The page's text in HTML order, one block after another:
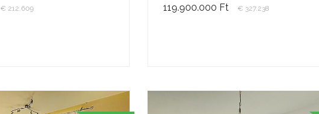
€ 212.609 119.900.000 Ft € 327.238